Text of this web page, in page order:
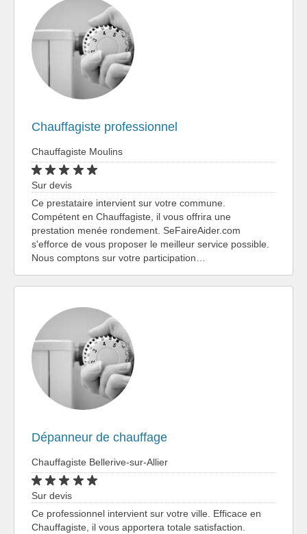
Chauffagiste professionnel
Chauffagiste Moulins
Sur devis
Ce prestataire intervient sur votre commune.
Compétent en Chauffagiste, il vous offrira une
prestation menée rondement. SeFaireAider.com
s'efforce de vous proposer le meilleur service possible.
Nous comptons sur votre participation…
Dépanneur de chauffage
Chauffagiste Bellerive-sur-Allier
Sur devis
Ce professionnel intervient sur votre ville. Efficace en
Chauffagiste, il vous apportera totale satisfaction.